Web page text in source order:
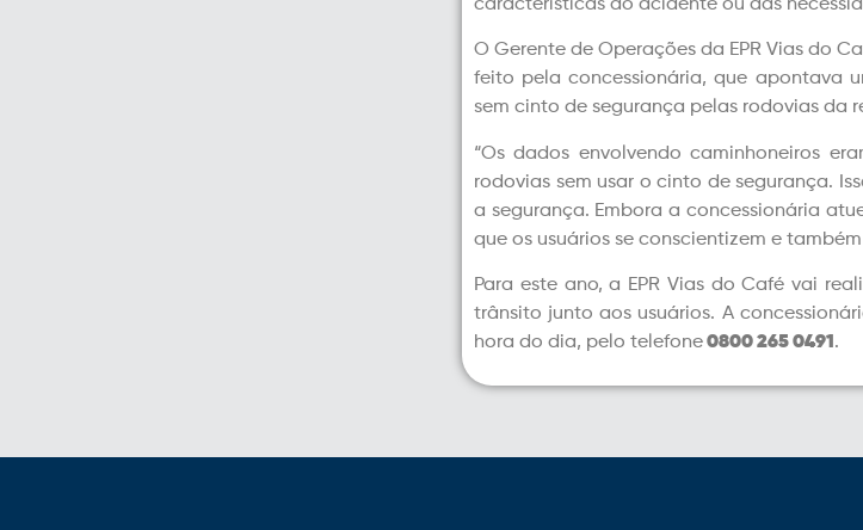
características do acidente ou das
O Gerente de Operações da EPR Vias do
feito pela concessionária, que apontava
sem cinto de segurança pelas rodovias da
“Os dados envolvendo caminhoneiros
rodovias sem usar o cinto de segurança.
a segurança. Embora a concessionária
que os usuários se conscientizem e
Para este ano, a EPR Vias do Café vai
trânsito junto aos usuários. A
hora do dia, pelo telefone0800 265 0491 .